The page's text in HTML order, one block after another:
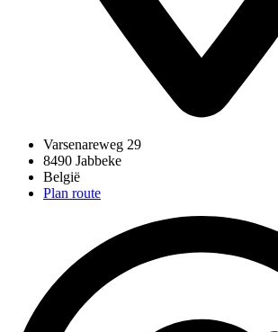
Varsenareweg 29
8490 Jabbeke
België
Plan route